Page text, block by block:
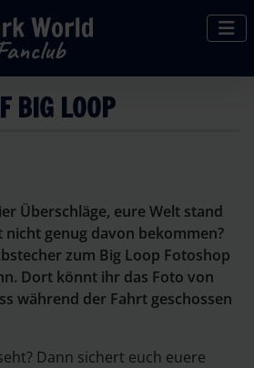
BIG LOOP
Überschläge, eure Welt stand
genug davon bekommen?
zum Big Loop Fotoshop
Dort könnt ihr das Foto von
während der Fahrt geschossen
Dann sichert euch euere